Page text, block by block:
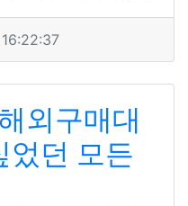
외구매대
었던 모든